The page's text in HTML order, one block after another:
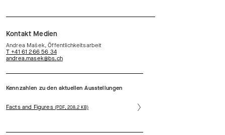
Kontakt Medien
Andrea Mašek, Öffentlichkeitsarbeit
T +41 61 266 56 34
andrea.masek@bs.ch
Kennzahlen zu den aktuellen Ausstellungen
Facts and Figures (PDF, 208.2 KB)